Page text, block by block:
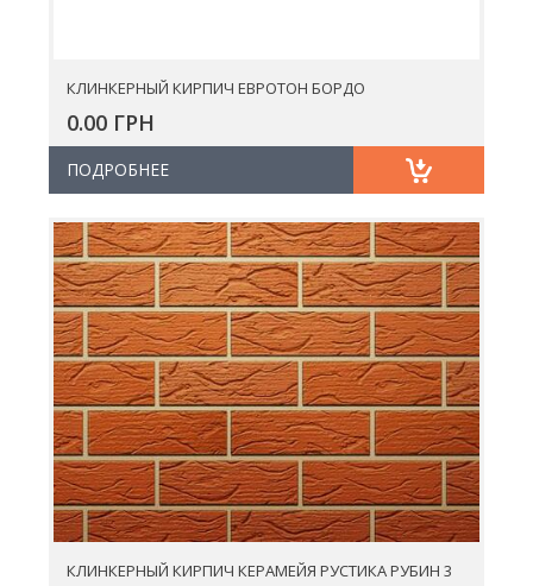
КЛИНКЕРНЫЙ КИРПИЧ ЕВРОТОН БОРДО
0.00 ГРН
ПОДРОБНЕЕ
КЛИНКЕРНЫЙ КИРПИЧ КЕРАМЕЙЯ РУСТИКА РУБИН 3